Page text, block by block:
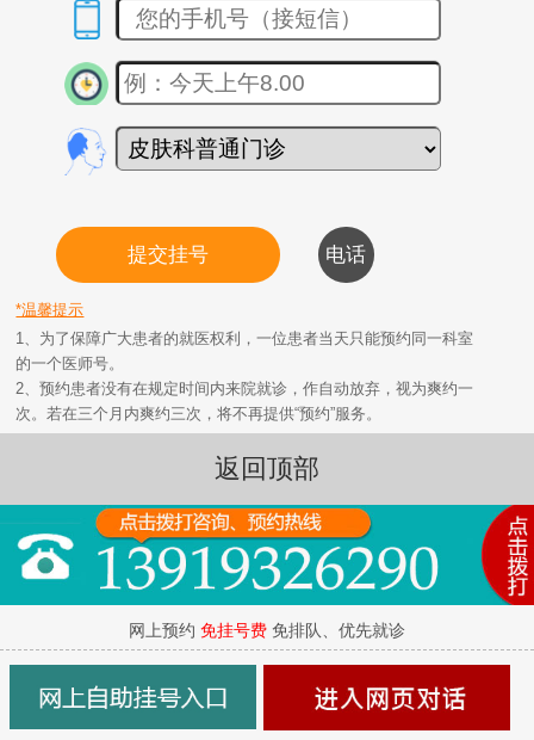
*温馨提示
1、为了保障广大患者的就医权利，一位患者当天只能预约同一科室
的一个医师号。
2、预约患者没有在规定时间内来院就诊，作自动放弃，视为爽约一
次。若在三个月内爽约三次，将不再提供“预约”服务。
返回顶部
网上预约 免挂号费 免排队、优先就诊